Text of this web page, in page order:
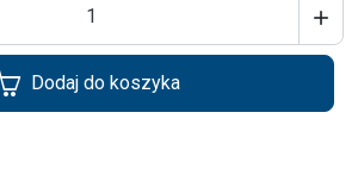

Dodaj do koszyka